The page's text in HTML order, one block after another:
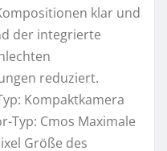
klar und
der integrierte
reduziert.
Kompaktkamera
Typ: Cmos Maximale
Größe des